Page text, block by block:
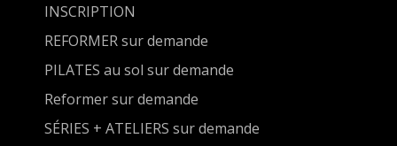
INSCRIPTION
REFORMER sur demande
PILATES au sol sur demande
Reformer sur demande
SÉRIES + ATELIERS sur demande